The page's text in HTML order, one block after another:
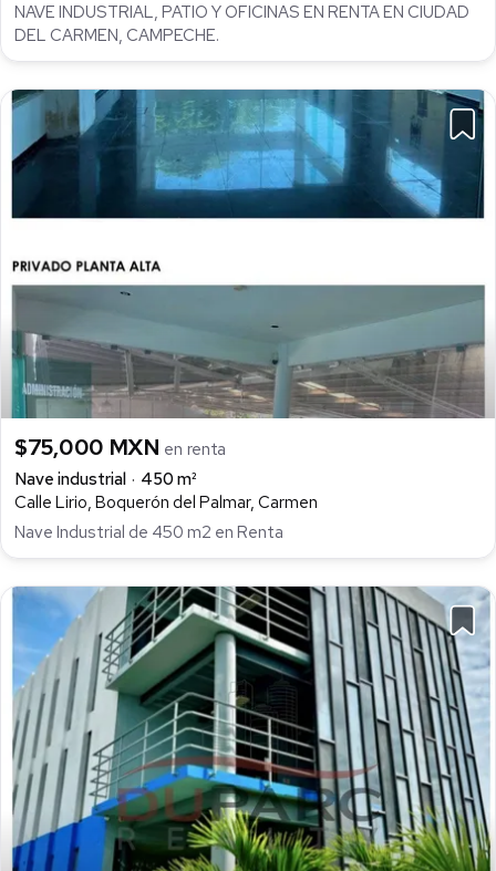
NAVE INDUSTRIAL, PATIO Y OFICINAS EN RENTA EN CIUDAD
DEL CARMEN, CAMPECHE.
$75,000 MXN en renta
Nave industrial
450 m²
Calle Lirio, Boquerón del Palmar, Carmen
Nave Industrial de 450 m2 en Renta